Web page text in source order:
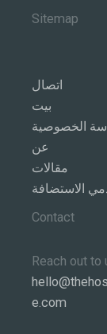
Sitemap
اتصال
بيت
الخصوصية
عن
مقالات
الاستضافة
Contact
Reach out to
e.com